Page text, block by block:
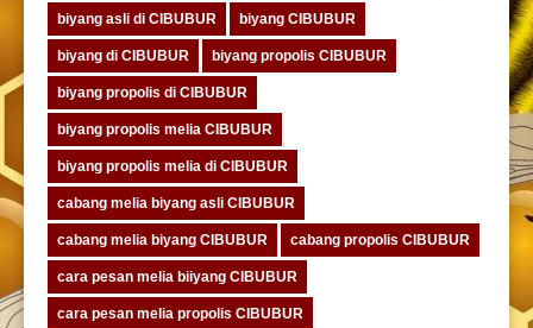
biyang asli di CIBUBUR biyang CIBUBUR
biyang di CIBUBUR biyang propolis CIBUBUR
biyang propolis di CIBUBUR
biyang propolis melia CIBUBUR
biyang propolis melia di CIBUBUR
cabang melia biyang asli CIBUBUR
cabang melia biyang CIBUBUR cabang propolis CIBUBUR
cara pesan melia biiyang CIBUBUR
cara pesan melia propolis CIBUBUR